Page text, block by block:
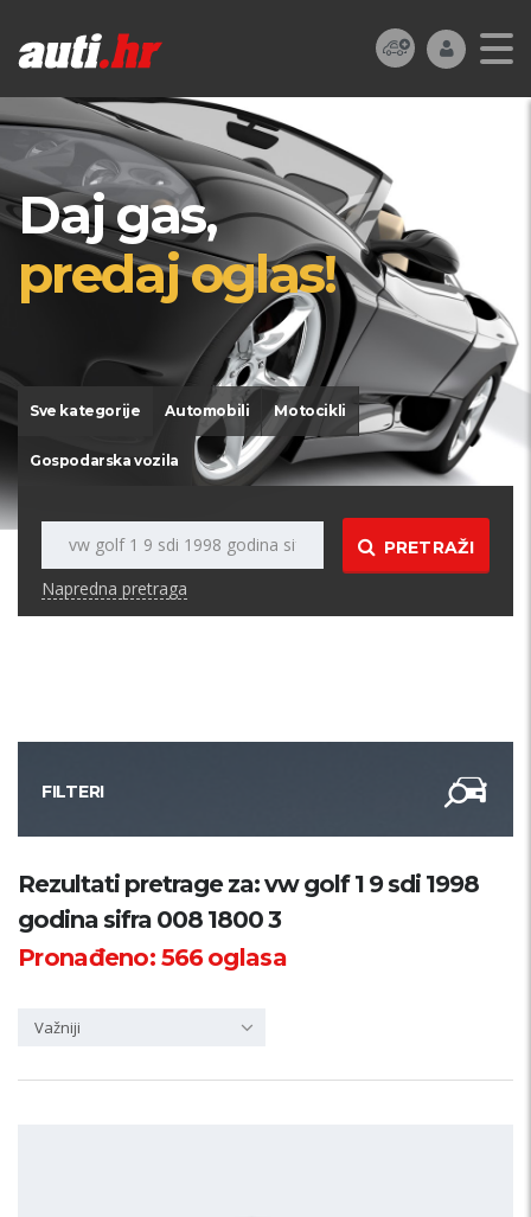
Daj gas,
predaj oglas!
Sve kategorije Automobili Motocikli
Gospodarska vozila
PRETRAŽI
Napredna pretraga
FILTERI
Kategorija
Županija
Rezultati pretrage za: vw golf 1 9 sdi 1998
godina sifra 008 1800 3
Pronađeno:566oglasa
Važniji